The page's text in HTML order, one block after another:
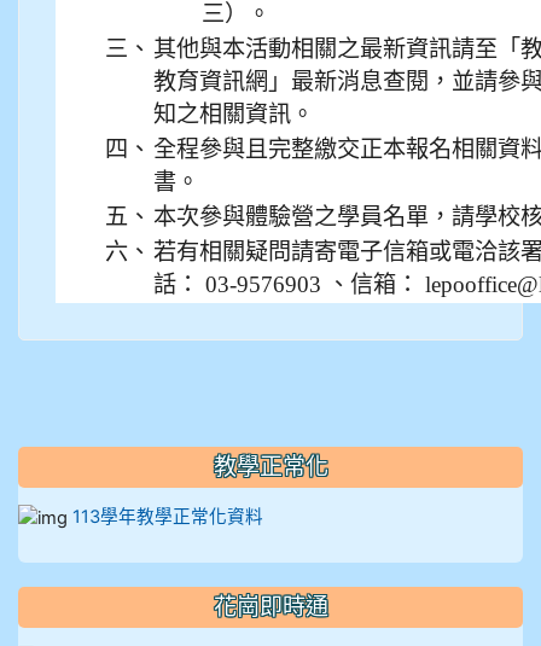
三）。
三、 其他與本活動相關之最新資訊請至「
教育資訊網」最新消息查閱，並請參
知之相關資訊。
四、 全程參與且完整繳交正本報名相關資
書。
五、 本次參與體驗營之學員名單，請學校
六、 若有相關疑問請寄電子信箱或電洽該
話： 03-9576903 、信箱：
教學正常化
113學年教學正常化資料
花崗即時通